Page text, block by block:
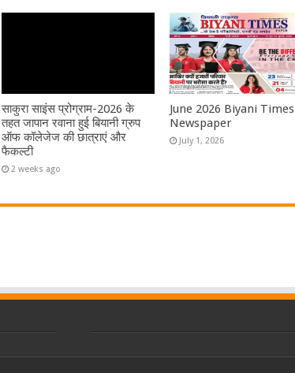
साकुरा साइंस प्रोग्राम-2026 के
तहत जापान रवाना हुई बियानी ग्रुप
ऑफ कॉलेजेज की छात्राएं और
फैकल्टी
2 weeks ago
June 2026 Biyani Times
Newspaper
July 1, 2026